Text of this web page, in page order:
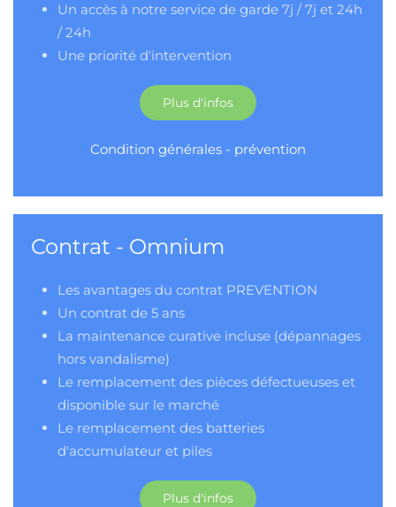
Un accès à notre service de garde 7j / 7j et 24h
/ 24h
Une priorité d'intervention
Plus d'infos
Condition générales - prévention
Contrat - Omnium
Les avantages du contrat PREVENTION
Un contrat de 5 ans
La maintenance curative incluse (dépannages
hors vandalisme)
Le remplacement des pièces défectueuses et
disponible sur le marché
Le remplacement des batteries
d'accumulateur et piles
Plus d'infos